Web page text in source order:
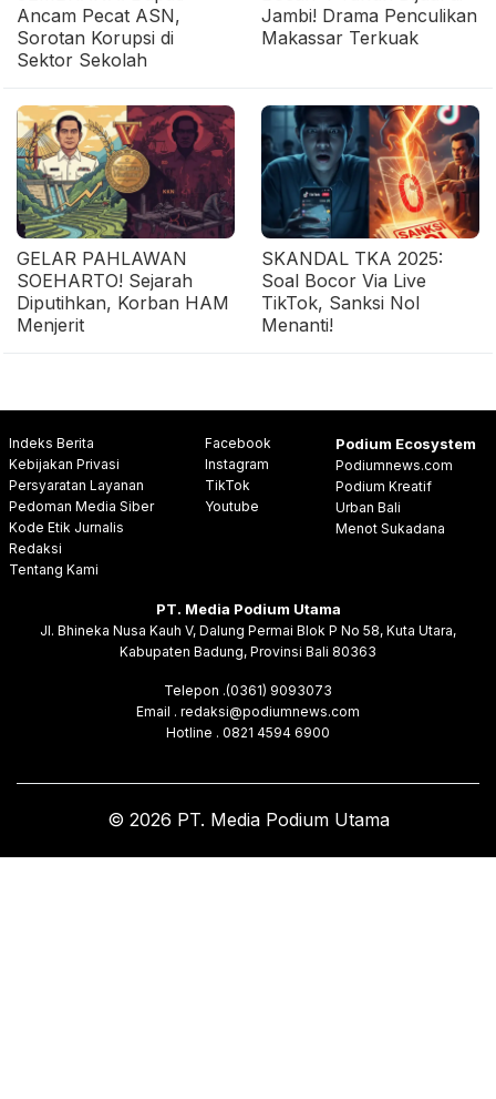
Ancam Pecat ASN,
Sorotan Korupsi di
Sektor Sekolah
Jambi! Drama Penculikan
Makassar Terkuak
GELAR PAHLAWAN
SOEHARTO! Sejarah
Diputihkan, Korban HAM
Menjerit
SKANDAL TKA 2025:
Soal Bocor Via Live
TikTok, Sanksi Nol
Menanti!
Indeks Berita
Kebijakan Privasi
Persyaratan Layanan
Pedoman Media Siber
Kode Etik Jurnalis
Redaksi
Tentang Kami
Facebook
Instagram
TikTok
Youtube
Podium Ecosystem
Podiumnews.com
Podium Kreatif
Urban Bali
Menot Sukadana
PT. Media Podium Utama
Jl. Bhineka Nusa Kauh V, Dalung Permai Blok P No 58, Kuta Utara,
Kabupaten Badung, Provinsi Bali 80363
Telepon .(0361) 9093073
Email . redaksi@podiumnews.com
Hotline . 0821 4594 6900
© 2026 PT. Media Podium Utama